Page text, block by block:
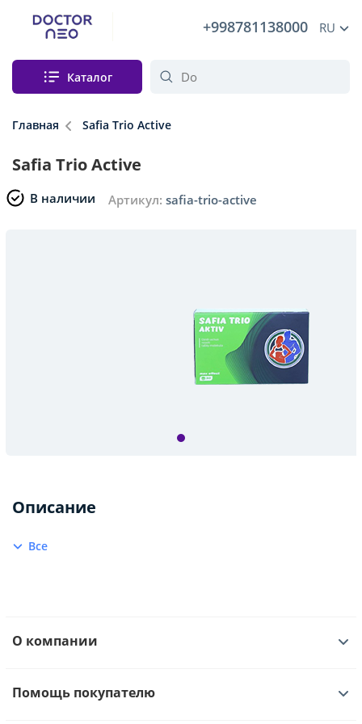
+998781138000 RU
Каталог
Главная Safia Trio Active
Safia Trio Active
В наличии Артикул: safia-trio-active
Описание
Все
О компании
Помощь покупателю